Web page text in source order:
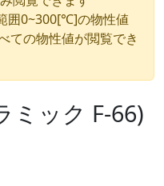
囲0~300[℃]の物性値
ての物性値が閲覧でき
ミック F-66)